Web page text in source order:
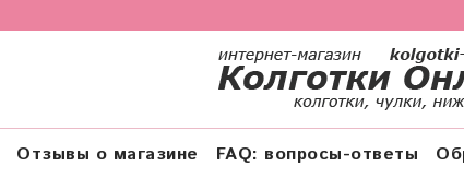
Отзывы о магазине FAQ: вопросы-ответы